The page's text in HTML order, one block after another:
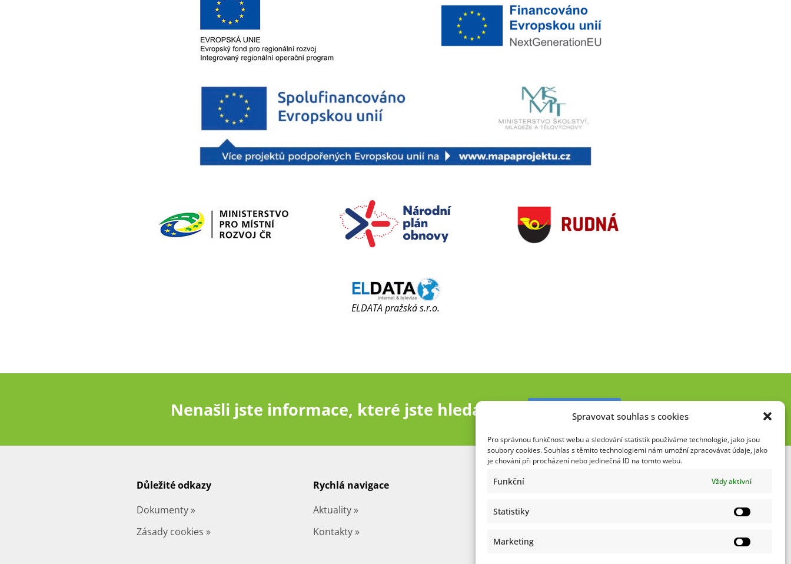
Spravovat souhlas s cookies
Pro správnou funkčnost webu a sledování statistik používáme technologie, jako jsou
soubory cookies. Souhlas s těmito technologiemi nám umožní zpracovávat údaje, jako
je chování při procházení nebo jedinečná ID na tomto webu.
Funkční Vždy aktivní
Statistiky
Marketing
ELDATA pražská s.r.o.
Nenašli jste informace, které jste hledali?
Důležité odkazy
Dokumenty »
Zásady cookies »
Rychlá navigace
Aktuality »
Kontakty »
Interní odkazy
Administrace webu »